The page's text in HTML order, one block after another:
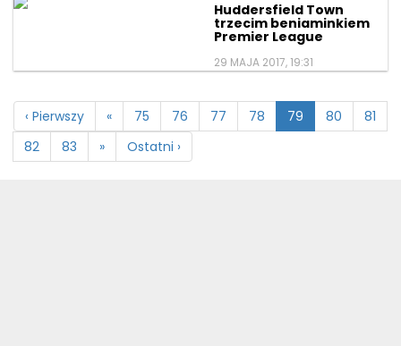
Huddersfield Town
trzecim beniaminkiem
Premier League
29 MAJA 2017, 19:31
‹ Pierwszy « 75 76 77 78 79 80
81
82
83 » Ostatni ›